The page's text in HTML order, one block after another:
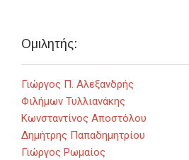
Ομιλητής:
Γιώργος Π. Αλεξανδρής
Φιλήμων Τυλλιανάκης
Κωνσταντίνος Αποστόλου
Δημήτρης Παπαδημητρίου
Γιώργος Ρωμαίος